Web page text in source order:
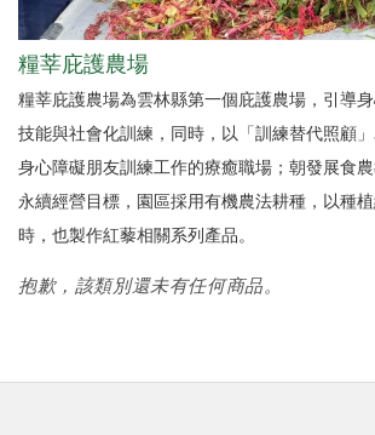
糧莘庇護農場
糧莘庇護農場為雲林縣第一個庇護農場，引導
技能與社會化訓練，同時，以「訓練替代照顧
身心障礙朋友訓練工作的療癒職場；朝發展食
永續經營目標，園區採用有機農法耕種，以種
時，也製作紅藜相關系列產品。
抱歉，該類別還未有任何商品。